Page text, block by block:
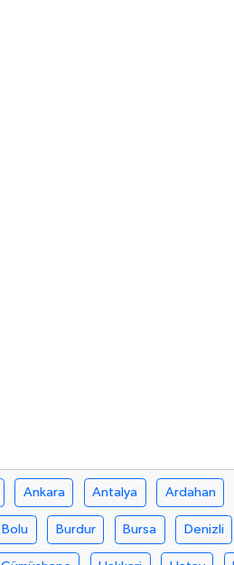
Ankara Antalya Ardahan
Bolu Burdur Bursa Denizli